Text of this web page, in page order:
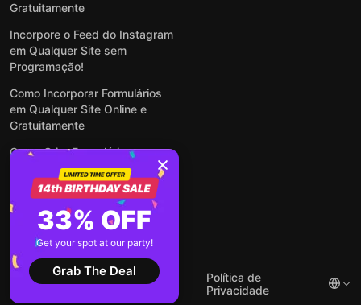
Gratuitamente
Incorpore o Feed do Instagram
em Qualquer Site sem
Programação!
Como Incorporar Formulários
em Qualquer Site Online e
Gratuitamente
Como Criar Formulário para
WordPress: Simples e Rápido
Ver todas publicações
2026 ©
Termos de
Política de
Privacidade
33% OFF
Get your spot at our party!
Grab The Deal